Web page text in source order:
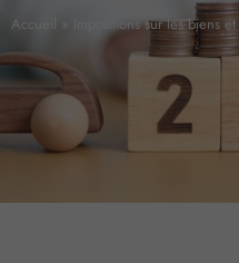
Accueil Impositions sur les biens